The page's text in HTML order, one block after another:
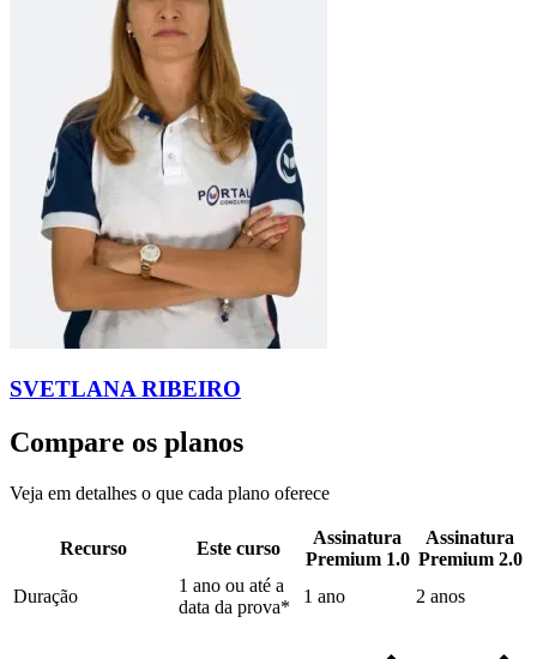
SVETLANA RIBEIRO
Compare os planos
Veja em detalhes o que cada plano oferece
Recurso Este curso
Assinatura
Premium 1.0
Assinatura
Premium 2.0
Duração
1 ano ou até a
data da prova*
1 ano 2 anos